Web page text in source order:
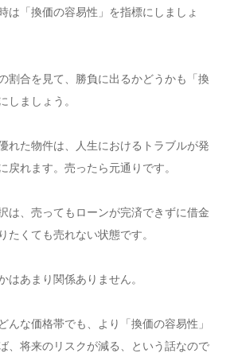
は「換価の容易性」を指標にしましょ
割合を見て、勝負に出るかどうかも「換
しましょう。
れた物件は、人生におけるトラブルが発
戻れます。売ったら元通りです。
は、売ってもローンが完済できずに借金
たくても売れない状態です。
はあまり関係ありません。
んな価格帯でも、より「換価の容易性」
、将来のリスクが減る、という話なので